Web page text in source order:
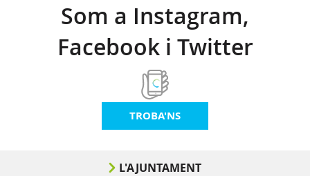
Som a Instagram,
Facebook i Twitter
TROBA'NS
L'AJUNTAMENT